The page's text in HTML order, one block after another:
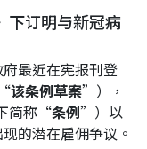
下订明与新冠病
最近在宪报刊登
该条例草案”），
简称“条例”）以
的潜在雇佣争议。